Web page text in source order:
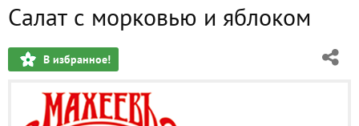
Салат с морковью и яблоком
В избранное!